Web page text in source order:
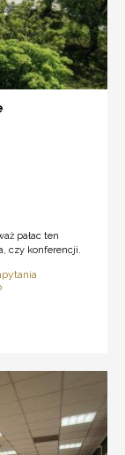
pałac ten
czy konferencji.